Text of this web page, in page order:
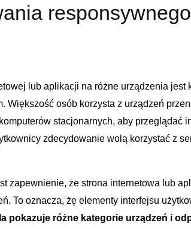
lub aplikacji na różne urządzenia jest
Większość⁣ osób korzysta z urządzeń
stacjonarnych, ⁤aby przeglądać
zdecydowanie ⁣wolą ‌korzystać z
zapewnienie, że strona internetowa lub
To ⁣oznacza, żę⁣ elementy interfejsu
pokazuje różne kategorie urządzeń i